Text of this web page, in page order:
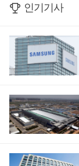
인기기사